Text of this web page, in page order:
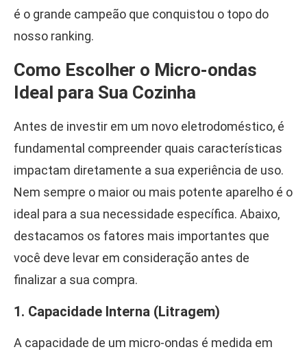
é o grande campeão que conquistou o topo do
nosso ranking.
Como Escolher o Micro-ondas
Ideal para Sua Cozinha
Antes de investir em um novo eletrodoméstico, é
fundamental compreender quais características
impactam diretamente a sua experiência de uso.
Nem sempre o maior ou mais potente aparelho é o
ideal para a sua necessidade específica. Abaixo,
destacamos os fatores mais importantes que
você deve levar em consideração antes de
finalizar a sua compra.
1. Capacidade Interna (Litragem)
A capacidade de um micro-ondas é medida em